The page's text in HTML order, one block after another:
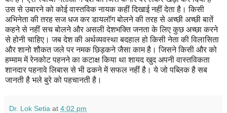
उस से उबारने को कोई वास्तविक नायक कहीं दिखाई नहीं देता है। किसी
अभिनेता की तरह सज धज कर डायलॉग बोलने की तरह से अच्छी अच्छी बातें
कहने से नहीं सच बोलने और असली देशभक्ति जनता के लिए कुछ अच्छा करने
से होनी चाहिए। जब देश की अर्थव्यवस्था बदहाल हो किसी नेता की विलासिता
और शानो शौकत जले पर नमक छिड़कने जैसा काम है। जिसने किसी और को
हम्माम में रेनकोट पहनने का कटाक्ष किया था शायद खुद अपनी वास्तविकता
शानदार पहनावे लिबास से भी ढकने में सफल नहीं है। ये जो पब्लिक है सब
जानती है भले बुरे को पहचानती है।
Dr. Lok Setia at 4:02 pm